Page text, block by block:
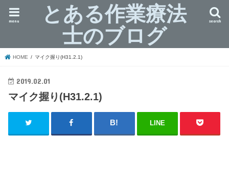
とある作業療法
士のブログ
search
menu
HOME マイク握り(H31.2.1)
2019.02.01
マイク握り(H31.2.1)
LINE